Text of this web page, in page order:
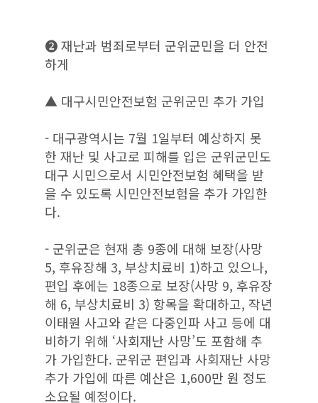
❷ 재난과 범죄로부터 군위군민을 더 안전
하게
▲ 대구시민안전보험 군위군민 추가 가입
- 대구광역시는 7월 1일부터 예상하지 못
한 재난 및 사고로 피해를 입은 군위군민도
대구 시민으로서 시민안전보험 혜택을 받
을 수 있도록 시민안전보험을 추가 가입한
다.
- 군위군은 현재 총 9종에 대해 보장(사망
5, 후유장해 3, 부상치료비 1)하고 있으나,
편입 후에는 18종으로 보장(사망 9, 후유장
해 6, 부상치료비 3) 항목을 확대하고, 작년
이태원 사고와 같은 다중인파 사고 등에 대
비하기 위해 ‘사회재난 사망’도 포함해 추
가 가입한다. 군위군 편입과 사회재난 사망
추가 가입에 따른 예산은 1,600만 원 정도
소요될 예정이다.